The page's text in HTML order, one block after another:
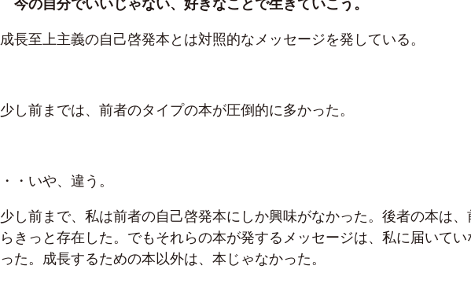
成長至上主義の自己啓発本とは対照的なメッセージを発している。
少し前までは、前者のタイプの本が圧倒的に多かった。
・・いや、違う。
少し前まで、私は前者の自己啓発本にしか興味がなかった。後者の本は、
らきっと存在した。でもそれらの本が発するメッセージは、私に届いてい
った。成長するための本以外は、本じゃなかった。